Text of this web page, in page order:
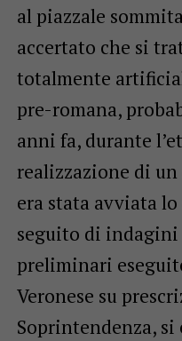
al piazzale
accertato che si
totalmente
pre-romana,
anni fa, durante
realizzazione di
era stata avviata
seguito di indagini
preliminari
Veronese su
Soprintendenza,